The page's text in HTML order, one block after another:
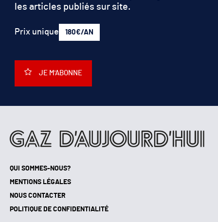
QUI SOMMES-NOUS?
MENTIONS LÉGALES
NOUS CONTACTER
POLITIQUE DE CONFIDENTIALITÉ
les articles publiés sur site.
Prix unique 180€/AN
JE M'ABONNE